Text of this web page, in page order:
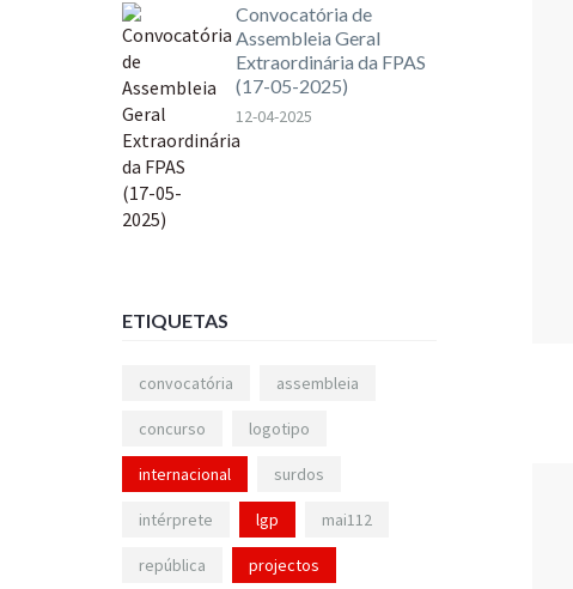
Convocatória de
Assembleia Geral
Extraordinária da FPAS
(17-05-2025)
12-04-2025
ETIQUETAS
convocatória assembleia
concurso logotipo
internacional surdos
intérprete lgp mai112
república projectos